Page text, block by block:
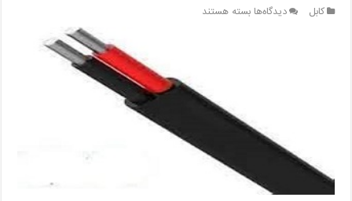
کابل دیدگاه‌هابرای
بسته هستند